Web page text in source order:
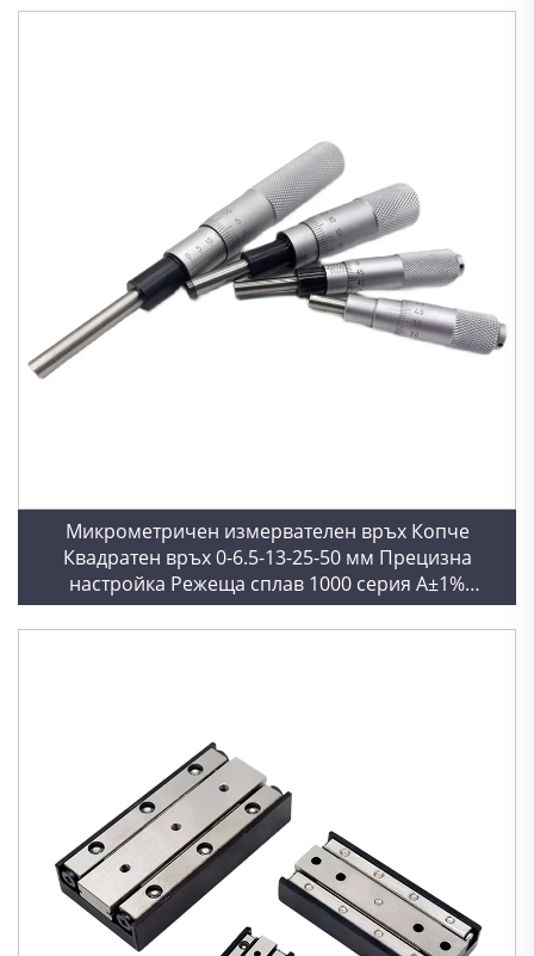
Микрометричен измервателен връх Копче
Квадратен връх 0-6.5-13-25-50 мм Прецизна
настройка Режеща сплав 1000 серия A±1%
Допуснато отклонение Измерване